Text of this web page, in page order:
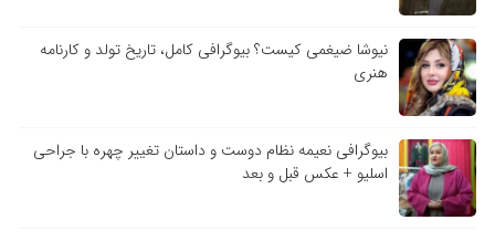
نیوشا ضیغمی کیست؟ بیوگرافی کامل، تاریخ تولد و کارنامه
هنری
بیوگرافی نعیمه نظام دوست و داستان تغییر چهره با جراحی
اسلیو + عکس قبل و بعد